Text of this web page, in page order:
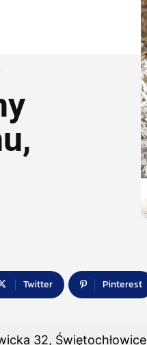
Twitter Pinterest
32, Świętochłowice